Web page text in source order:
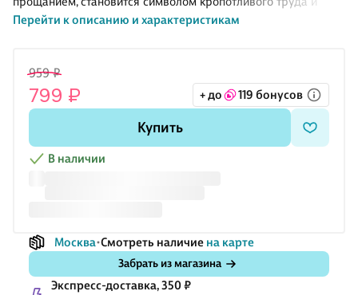
надежды, приправа для супа — лавр — символизирует
из нас.
Каждая карта связана с растением и его духом, к которому
обычно обращаются шаманы во время ритуалов. С этим
оракулом вы можете гадать любым удобным вам способом
или провести ритуал, добавив магию ароматов — для всех
Перейти к описанию и характеристикам
959 ₽
799 ₽ + до 119 бонусов
Купить
В наличии
Москва Смотреть наличие на карте
Забрать из магазина
Экспресс-доставка, 350 ₽